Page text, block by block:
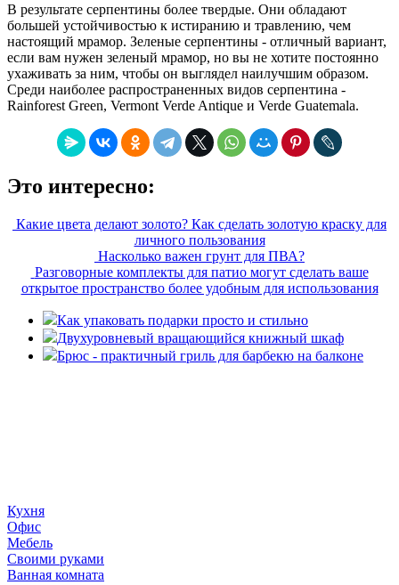
В результате серпентины более твердые. Они обладают
большей устойчивостью к истиранию и травлению, чем
настоящий мрамор. Зеленые серпентины - отличный вариант,
если вам нужен зеленый мрамор, но вы не хотите постоянно
ухаживать за ним, чтобы он выглядел наилучшим образом.
Среди наиболее распространенных видов серпентина -
Rainforest Green, Vermont Verde Antique и Verde Guatemala.
Это интересно:
Какие цвета делают золото? Как сделать золотую краску для
личного пользования
Насколько важен грунт для ПВА?
Разговорные комплекты для патио могут сделать ваше
открытое пространство более удобным для использования
Как упаковать подарки просто и стильно
Двухуровневый вращающийся книжный шкаф
Брюс - практичный гриль для барбекю на балконе
Кухня
Офис
Мебель
Своими руками
Ванная комната